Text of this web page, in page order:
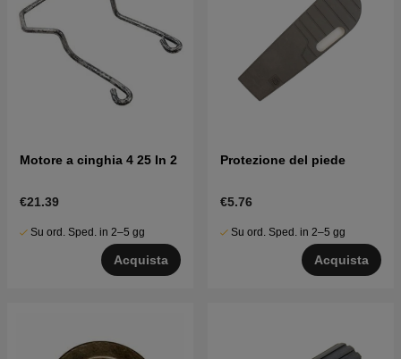
Motore a cinghia 4 25 In 2
€21.39
Su ord. Sped. in 2–5 gg
Acquista
Protezione del piede
€5.76
Su ord. Sped. in 2–5 gg
Acquista